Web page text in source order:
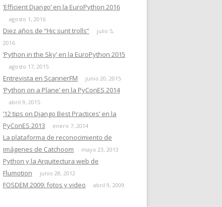
‘Efficient Django’ en la EuroPython 2016
agosto 1, 2016
Diez años de “Hic sunt trolls”
julio 5,
2016
‘Python in the Sky’ en la EuroPython 2015
agosto 17, 2015
Entrevista en ScannerFM junio 20, 2015
‘Python on a Plane’ en la PyConES 2014
abril 9, 2015
’12 tips on Django Best Practices’ en la
PyConES 2013
enero 7, 2014
La plataforma de reconocimiento de
imágenes de Catchoom
mayo 23, 2013
Python y la Arquitectura web de
Flumotion
junio 28, 2012
FOSDEM 2009: fotos y video abril 9, 2009